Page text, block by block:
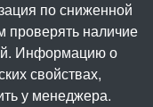
по сниженной
проверять наличие
Информацию о
свойствах,
у менеджера.